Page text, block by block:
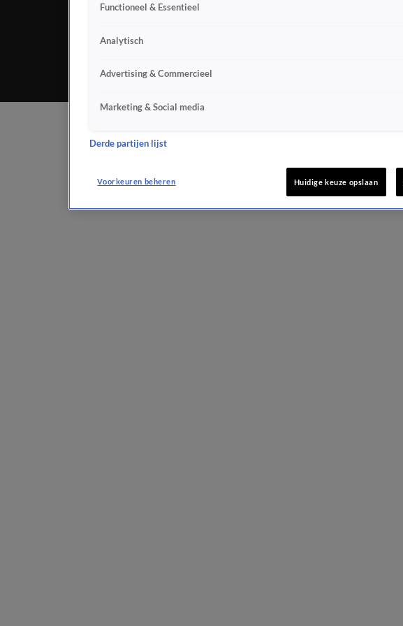
Functioneel & Essentieel
Analytisch
Advertising & Commercieel
Marketing & Social media
Derde partijen lijst
Voorkeuren beheren Huidige keuze opslaan